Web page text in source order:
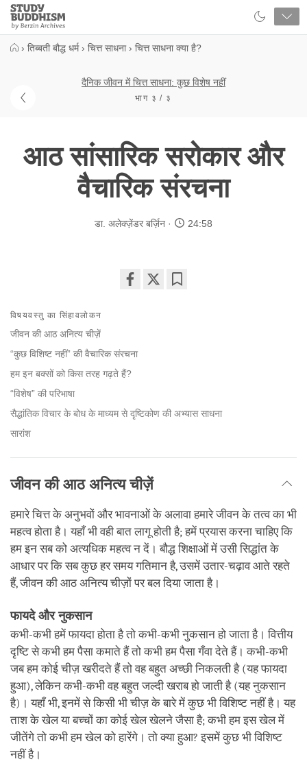
Close
Study
Buddhism
› तिब्बती बौद्ध धर्म › चित्त साधना › चित्त साधना क्या है?
दैनिक जीवन में चित्त साधना: कुछ विशेष नहीं
भाग ३ / ३
आठ सांसारिक सरोकार और
वैचारिक संरचना
डा. अलेक्ज़ेंडर बर्ज़िन 24:58
विषयवस्तु का सिंहावलोकन
जीवन की आठ अनित्य चीज़ें
“कुछ विशिष्ट नहीं” की वैचारिक संरचना
हम इन बक्सों को किस तरह गढ़ते हैं?
“विशेष” की परिभाषा
सैद्धांतिक विचार के बोध के माध्यम से दृष्टिकोण की अभ्यास साधना
सारांश
जीवन की आठ अनित्य चीज़ें
हमारे चित्त के अनुभवों और भावनाओं के अलावा हमारे जीवन के तत्व का भी
महत्व होता है। यहाँ भी वही बात लागू होती है; हमें प्रयास करना चाहिए कि
हम इन सब को अत्यधिक महत्व न दें। बौद्ध शिक्षाओं में उसी सिद्धांत के
आधार पर कि सब कुछ हर समय गतिमान है, उसमें उतार-चढ़ाव आते रहते
हैं, जीवन की आठ अनित्य चीज़ों पर बल दिया जाता है।
फायदे और नुकसान
कभी-कभी हमें फायदा होता है तो कभी-कभी नुकसान हो जाता है। वित्तीय
दृष्टि से कभी हम पैसा कमाते हैं तो कभी हम पैसा गँवा देते हैं। कभी-कभी
जब हम कोई चीज़ खरीदते हैं तो वह बहुत अच्छी निकलती है (यह फायदा
हुआ), लेकिन कभी-कभी वह बहुत जल्दी खराब हो जाती है (यह नुकसान
है)। यहाँ भी, इनमें से किसी भी चीज़ के बारे में कुछ भी विशिष्ट नहीं है। यह
ताश के खेल या बच्चों का कोई खेल खेलने जैसा है; कभी हम इस खेल में
जीतेंगे तो कभी हम खेल को हारेंगे। तो क्या हुआ? इसमें कुछ भी विशिष्ट
नहीं है।